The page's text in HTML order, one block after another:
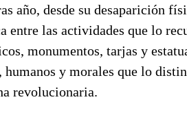
año, desde su desaparición
entre las actividades que lo
monumentos, tarjas y
humanos y morales que lo
revolucionaria.